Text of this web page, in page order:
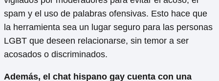
spam y el uso de palabras ofensivas. Esto hace que
la herramienta sea un lugar seguro para las personas
LGBT que deseen relacionarse, sin temor a ser
acosados o discriminados.
Además, el chat hispano gay cuenta con una